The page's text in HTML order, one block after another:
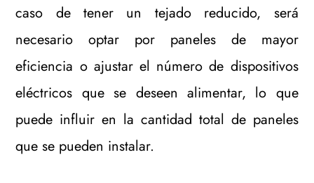
caso de tener un tejado reducido, será
necesario optar por paneles de mayor
eficiencia o ajustar el número de dispositivos
eléctricos que se deseen alimentar, lo que
puede influir en la cantidad total de paneles
que se pueden instalar.